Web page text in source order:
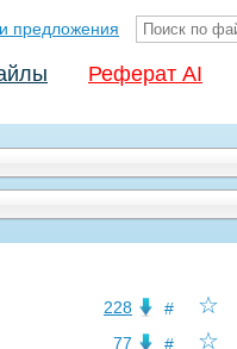
предложения
Реферат AI
☆
#
228
☆
#
77